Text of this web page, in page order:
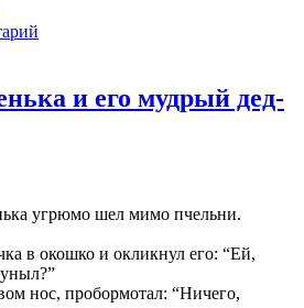
и его мудрый дед-
угрюмо шел мимо пчельни.
в окошко и окликнул его: “Ей,
нос, пробормотал: “Ничего,